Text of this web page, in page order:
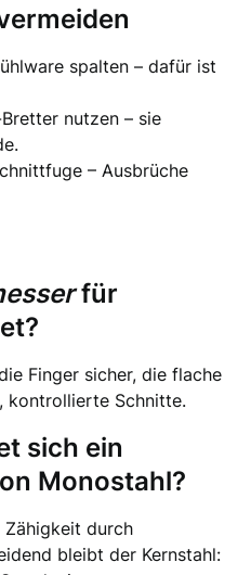
spalten – dafür ist
nutzen – sie
– Ausbrüche
für
Finger sicher, die flache
kontrollierte Schnitte.
sich ein
Monostahl?
durch
bleibt der Kernstahl: